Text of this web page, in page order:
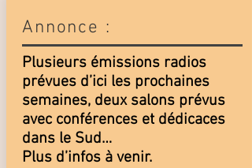
Annonce :
Plusieurs émissions radios
prévues d’ici les prochaines
semaines, deux salons prévus
avec conférences et dédicaces
dans le Sud…
Plus d’infos à venir.